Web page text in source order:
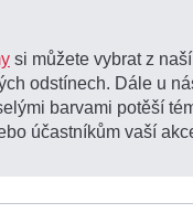
si můžete vybrat z
odstínech. Dále u
barvami potěší
účastníkům vaší